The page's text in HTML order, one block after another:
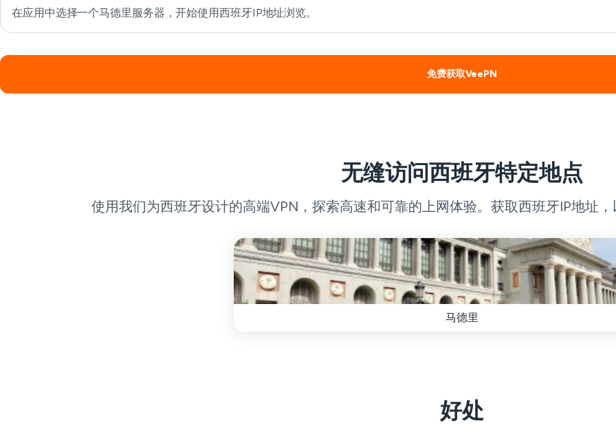
在应用中选择一个马德里服务器，开始使用西班牙IP地址浏览。
免费获取VeePN
无缝访问西班牙特定地点
使用我们为西班牙设计的高端VPN，探索高速和可靠的上网体验。获取西班牙IP地址
马德里
好处